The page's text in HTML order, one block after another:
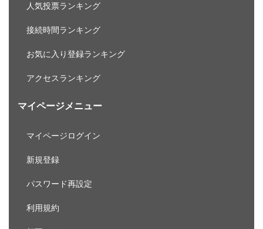
人気投票ランキング
接続時間ランキング
お気に入り登録ランキング
アクセスランキング
マイページメニュー
マイページログイン
新規登録
パスワード再設定
利用規約